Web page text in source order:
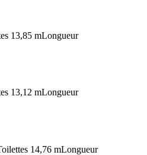
13,85 mLongueur
13,12 mLongueur
14,76 mLongueur